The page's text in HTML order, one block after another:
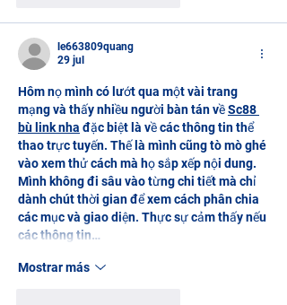
le663809quang
29 jul
Hôm nọ mình có lướt qua một vài trang
mạng và thấy nhiều người bàn tán về Sc88
bù link nha đặc biệt là về các thông tin thể
thao trực tuyến. Thế là mình cũng tò mò ghé
vào xem thử cách mà họ sắp xếp nội dung.
Mình không đi sâu vào từng chi tiết mà chỉ
dành chút thời gian để xem cách phân chia
các mục và giao diện. Thực sự cảm thấy nếu
các thông tin…
Mostrar más